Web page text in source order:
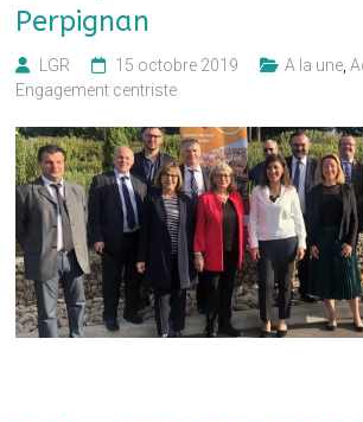
Perpignan
LGR 15 octobre 2019 A la une ,
Engagement centriste